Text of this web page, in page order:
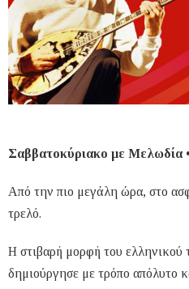
Σαββατοκύριακο με
Από την πιο μεγάλη ώρα, στο
τρελό.
Η στιβαρή μορφή του ελληνικού
δημιούργησε με τρόπο απόλυτο